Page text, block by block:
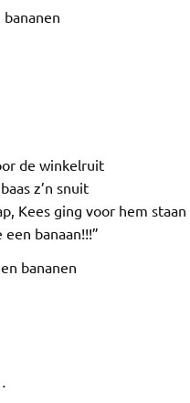
bananen
de winkelruit
z’n snuit
Kees ging voor hem staan
banaan!!!”
bananen